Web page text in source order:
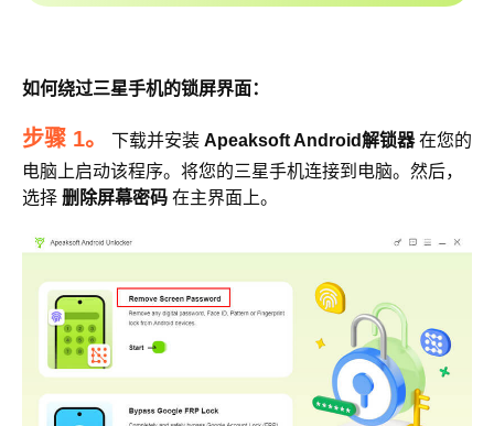
如何绕过三星手机的锁屏界面：
步骤 1。 下载并安装 Apeaksoft Android解锁器在您的
电脑上启动该程序。将您的三星手机连接到电脑。然后，
选择 删除屏幕密码 在主界面上。